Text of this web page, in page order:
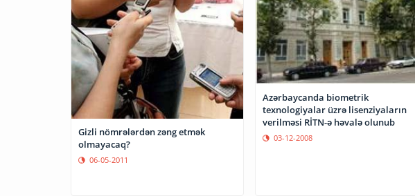
Gizli nömrələrdən zəng etmək
olmayacaq?
06-05-2011
Azərbaycanda biometrik
texnologiyalar üzrə lisenziyaların
verilməsi RİTN-ə həvalə olunub
03-12-2008